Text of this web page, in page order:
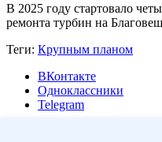
В 2025 году стартовало
ремонта турбин на
Теги: Крупным планом
ВКонтакте
Одноклассники
Telegram